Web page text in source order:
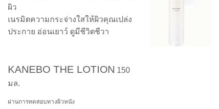
ผิว
เนรมิตความกระจ่างใสให้ผิวคุณเปล่ง
ประกาย อ่อนเยาว์ ดูมีชีวิตชีวา
KANEBO THE LOTION 150
มล.
ผ่านการทดสอบทางผิวหนัง